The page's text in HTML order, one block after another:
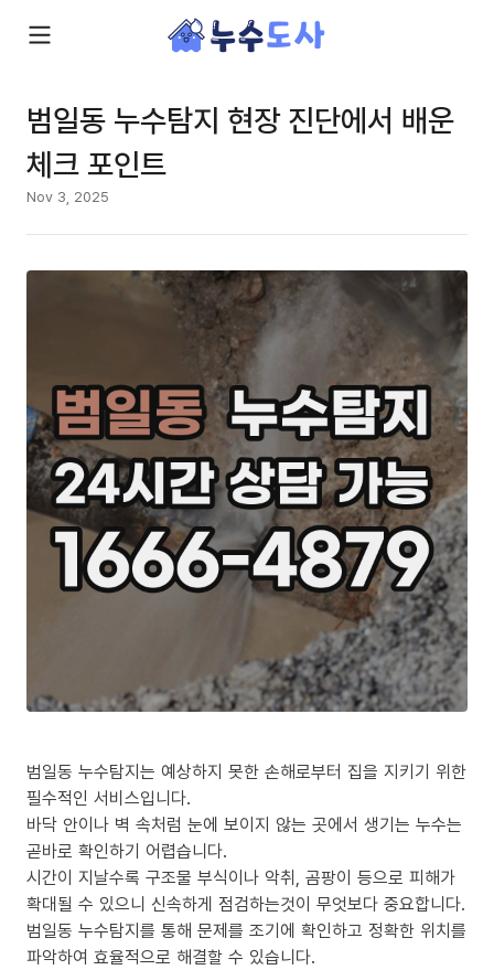
범일동 누수탐지 현장 진단에서 배운
체크 포인트
Nov 3, 2025
범일동 누수탐지는 예상하지 못한 손해로부터 집을 지키기 위한
필수적인 서비스입니다.
바닥 안이나 벽 속처럼 눈에 보이지 않는 곳에서 생기는 누수는
곧바로 확인하기 어렵습니다.
시간이 지날수록 구조물 부식이나 악취, 곰팡이 등으로 피해가
확대될 수 있으니 신속하게 점검하는것이 무엇보다 중요합니다.
범일동 누수탐지를 통해 문제를 조기에 확인하고 정확한 위치를
파악하여 효율적으로 해결할 수 있습니다.